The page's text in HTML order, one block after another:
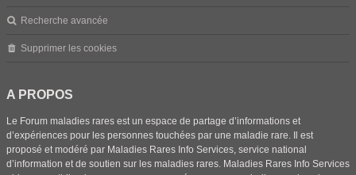
Recherche avancée
Supprimer les cookies
A PROPOS
Le Forum maladies rares est un espace de partage d’informations et
d’expériences pour les personnes touchées par une maladie rare. Il est
proposé et modéré par Maladies Rares Info Services, service national
d’information et de soutien sur les maladies rares. Maladies Rares Info Services